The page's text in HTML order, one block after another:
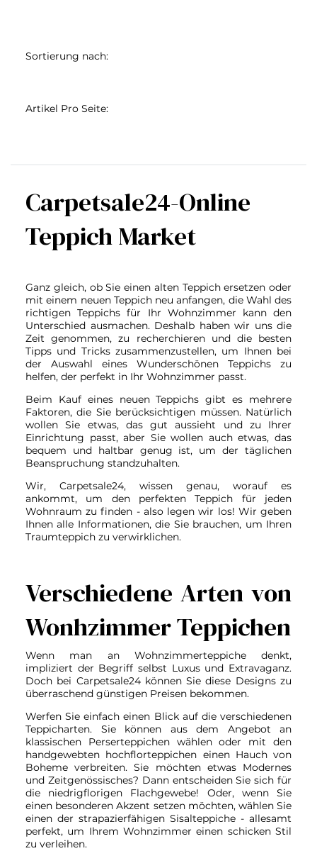
Sortierung nach:
Artikel Pro Seite:
Carpetsale24-Online
Teppich Market
Ganz gleich, ob Sie einen alten Teppich ersetzen oder
mit einem neuen Teppich neu anfangen, die Wahl des
richtigen Teppichs für Ihr Wohnzimmer kann den
Unterschied ausmachen. Deshalb haben wir uns die
Zeit genommen, zu recherchieren und die besten
Tipps und Tricks zusammenzustellen, um Ihnen bei
der Auswahl eines Wunderschönen Teppichs zu
helfen, der perfekt in Ihr Wohnzimmer passt.
Beim Kauf eines neuen Teppichs gibt es mehrere
Faktoren, die Sie berücksichtigen müssen. Natürlich
wollen Sie etwas, das gut aussieht und zu Ihrer
Einrichtung passt, aber Sie wollen auch etwas, das
bequem und haltbar genug ist, um der täglichen
Beanspruchung standzuhalten.
Wir, Carpetsale24, wissen genau, worauf es
ankommt, um den perfekten Teppich für jeden
Wohnraum zu finden - also legen wir los! Wir geben
Ihnen alle Informationen, die Sie brauchen, um Ihren
Traumteppich zu verwirklichen.
Verschiedene Arten von
Wonhzimmer Teppichen
Wenn man an Wohnzimmerteppiche denkt,
impliziert der Begriff selbst Luxus und Extravaganz.
Doch bei Carpetsale24 können Sie diese Designs zu
überraschend günstigen Preisen bekommen.
Werfen Sie einfach einen Blick auf die verschiedenen
Teppicharten. Sie können aus dem Angebot an
klassischen Perserteppichen wählen oder mit den
handgewebten hochflorteppichen einen Hauch von
Boheme verbreiten. Sie möchten etwas Modernes
und Zeitgenössisches? Dann entscheiden Sie sich für
die niedrigflorigen Flachgewebe! Oder, wenn Sie
einen besonderen Akzent setzen möchten, wählen Sie
einen der strapazierfähigen Sisalteppiche - allesamt
perfekt, um Ihrem Wohnzimmer einen schicken Stil
zu verleihen.